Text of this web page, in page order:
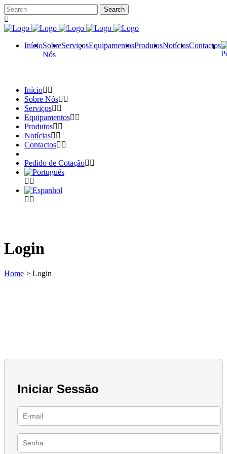
InícioSobre
Nós
ServiçosEquipamentosProdutosNotíciasContactos
Início
Sobre Nós
Serviços
Equipamentos
Produtos
Notícias
Contactos
Pedido de Cotação
Login
Home > Login
Iniciar Sessão